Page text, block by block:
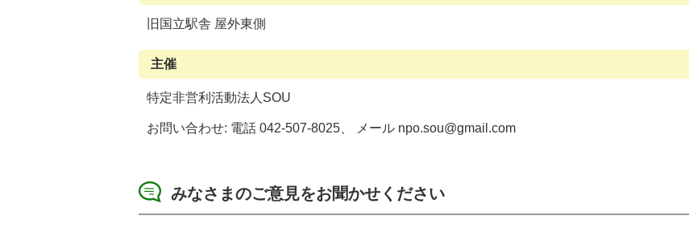
旧国立駅舎 屋外東側
主催
特定非営利活動法人SOU
お問い合わせ: 電話 042-507-8025、 メール npo.sou@gmail.com
みなさまのご意見をお聞かせください